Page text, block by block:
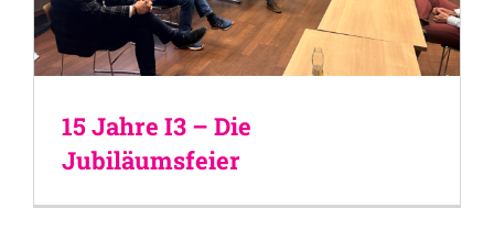
15 Jahre I3 – Die
Jubiläumsfeier